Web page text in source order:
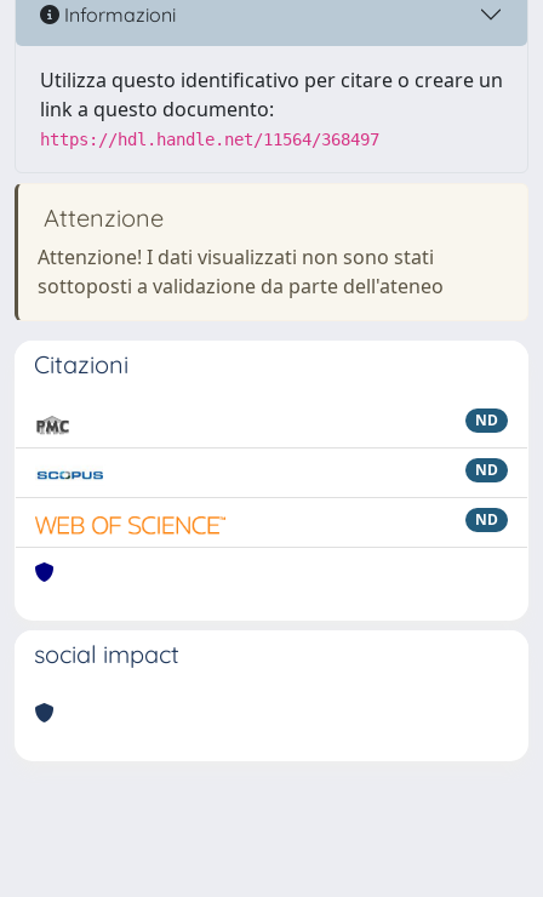
Informazioni
Utilizza questo identificativo per citare o creare un
link a questo documento:
https://hdl.handle.net/11564/368497
Attenzione
Attenzione! I dati visualizzati non sono stati
sottoposti a validazione da parte dell'ateneo
Citazioni
ND
ND
ND
social impact